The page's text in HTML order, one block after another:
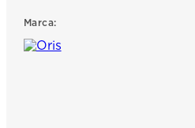
Marca: